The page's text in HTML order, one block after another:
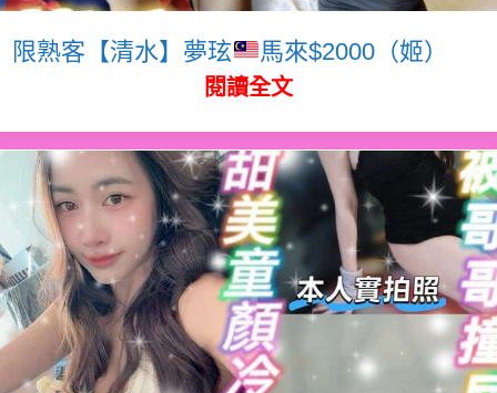
限熟客【清水】夢玹 馬來$2000（姬）
閱讀全文